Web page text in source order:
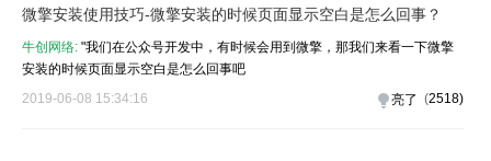
微擎安装使用技巧-微擎安装的时候页面显示空白是怎么回事？
牛创网络: "我们在公众号开发中，有时候会用到微擎，那我们来看一下微擎
安装的时候页面显示空白是怎么回事吧
2019-06-08 15:34:16
)
2518
(
亮了